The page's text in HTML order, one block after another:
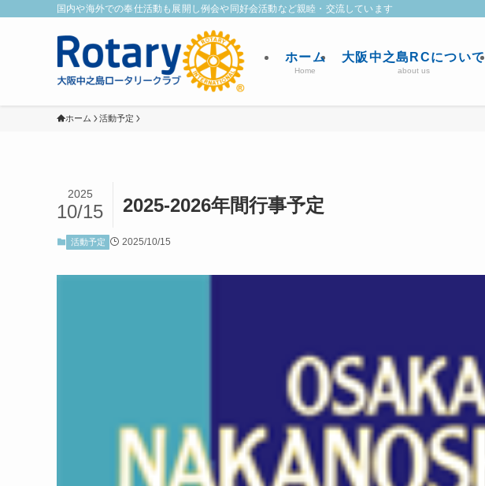
国内や海外での奉仕活動も展開し例会や同好会活動など親睦・交流しています
ホーム
Home
大阪中之島RCについて
about us
ホーム 活動予定
2025-2026年間行事予定
2025
10/15
活動予定 2025/10/15